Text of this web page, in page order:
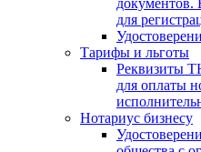
документов.
для
Тарифы и льготы
Реквизиты
для оплаты
Нотариус бизнесу